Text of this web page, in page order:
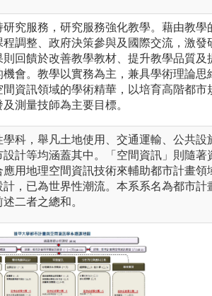
究服務，研究服務強化教學。藉由教學
調整、政府決策參與及國際交流，激發
回饋於改善教學教材、提升教學品質及
會。教學以實務為主，兼具學術理論思
資訊領域的學術精華，以培育高階都市
測量技師為主要目標。
學科，舉凡土地使用、交通運輸、公共設
計等均涵蓋其中。「空間資訊」則隨著
用地理空間資訊技術來輔助都市計畫領
，已為世界性潮流。本系系名為都市計
二者之總和。